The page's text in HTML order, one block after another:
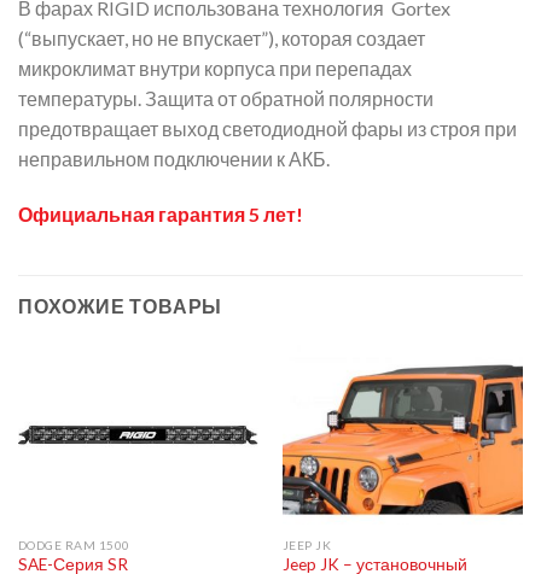
В фарах RIGID использована технология Gortex
(“выпускает, но не впускает”), которая создает
микроклимат внутри корпуса при перепадах
температуры. Защита от обратной полярности
предотвращает выход светодиодной фары из строя при
неправильном подключении к АКБ.
Официальная гарантия 5 лет!
ПОХОЖИЕ ТОВАРЫ
DODGE RAM 1500
SAE-Серия SR
JEEP JK
Jeep JK – установочный